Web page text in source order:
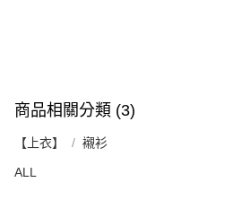
商品相關分類 (3)
【上衣】 襯衫
ALL